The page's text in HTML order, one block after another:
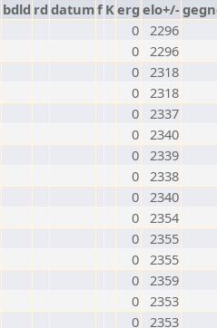
bdld rd datumf Kerg elo+/-
0 2296
0 2296
0 2318
0 2318
0 2337
0 2340
0 2339
0 2338
0 2340
0 2354
0 2355
0 2355
0 2359
0 2353
0 2353